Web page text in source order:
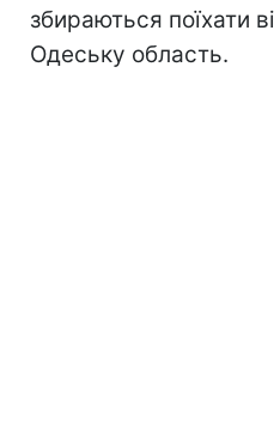
збираються поїхати
Одеську область.